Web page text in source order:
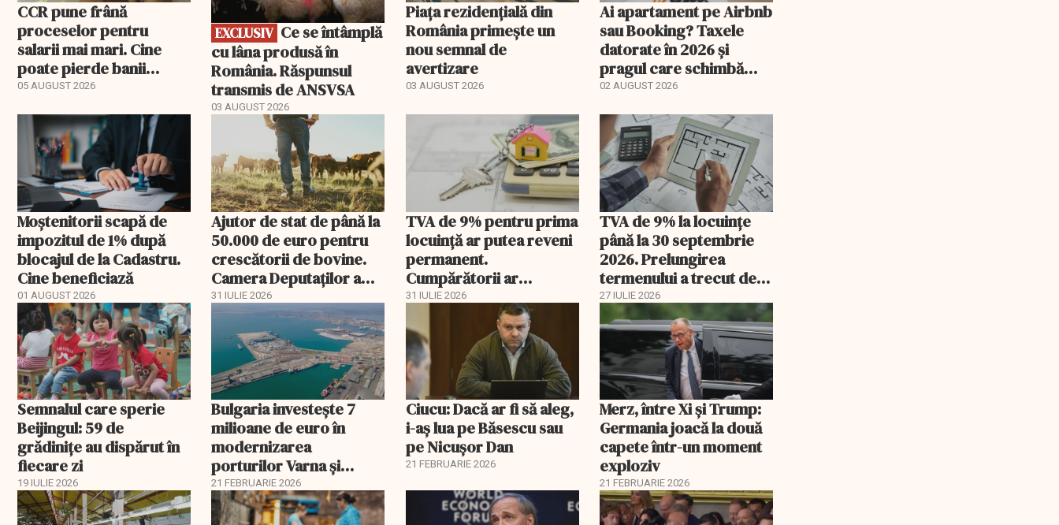
CCR pune frână
proceselor pentru
salarii mai mari. Cine
poate pierde banii
ceruți statului
05 AUGUST 2026
EXCLUSIV
cu lâna produsă în
România. Răspunsul
transmis de ANSVSA
03 AUGUST 2026
Piața rezidențială din
România primește un
nou semnal de
avertizare
03 AUGUST 2026
Ai apartament pe Airbnb
sau Booking? Taxele
datorate în 2026 și
pragul care schimbă
regimul fiscal
02 AUGUST 2026
Moștenitorii scapă de
impozitul de 1% după
blocajul de la Cadastru.
Cine beneficiază
01 AUGUST 2026
Ajutor de stat de până la
50.000 de euro pentru
crescătorii de bovine.
Camera Deputaților a
aprobat schema
31 IULIE 2026
TVA de 9% pentru prima
locuință ar putea reveni
permanent.
Cumpărătorii ar
economisi zeci de mii de
31 IULIE 2026
TVA de 9% la locuințe
până la 30 septembrie
2026. Prelungirea
termenului a trecut de
comisia din Parlament
27 IULIE 2026
Semnalul care sperie
Beijingul: 59 de
grădinițe au dispărut în
fiecare zi
19 IULIE 2026
Bulgaria investește 7
milioane de euro în
modernizarea
porturilor Varna și
Burgas
21 FEBRUARIE 2026
Ciucu: Dacă ar fi să aleg,
i-aș lua pe Băsescu sau
pe Nicușor Dan
21 FEBRUARIE 2026
Merz, între Xi și Trump:
Germania joacă la două
capete într-un moment
exploziv
21 FEBRUARIE 2026